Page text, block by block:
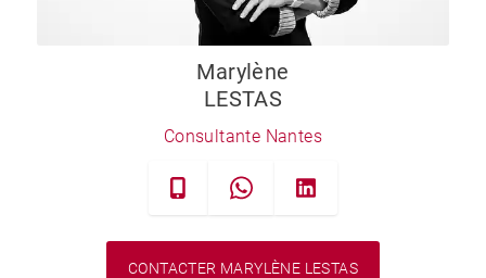
Marylène
LESTAS
Consultante Nantes
CONTACTER MARYLÈNE LESTAS